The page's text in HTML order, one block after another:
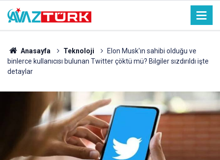
Anasayfa Teknoloji
Elon Musk'ın sahibi olduğu ve
binlerce kullanıcısı bulunan Twitter çöktü mü? Bilgiler sızdırıldı işte
detaylar